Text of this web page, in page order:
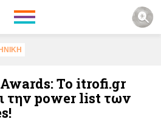
To itrofi.gr
την power list των